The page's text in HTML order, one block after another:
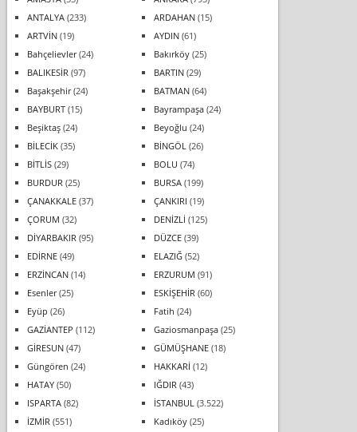
ANTALYA(233) ARDAHAN(15)
ARTVİN(19) AYDIN(61)
Bahçelievler(24) Bakırköy(25)
BALIKESİR (97) BARTIN(29)
Başakşehir(24) BATMAN(64)
BAYBURT(15) Bayrampaşa(24)
Beşiktaş(24) Beyoğlu (24)
BİLECİK(35) BİNGÖL (26)
BİTLİS(29) BOLU (74)
BURDUR (25) BURSA(199)
ÇANAKKALE(37) ÇANKIRI (19)
ÇORUM (32) DENİZLİ (125)
DİYARBAKIR (95) DÜZCE(39)
EDİRNE(49) ELAZIĞ(52)
ERZİNCAN(14) ERZURUM (91)
Esenler(25) ESKİŞEHİR (60)
Eyüp (26) Fatih (24)
GAZİANTEP (112) Gaziosmanpaşa(25)
GİRESUN(47) GÜMÜŞHANE(18)
Güngören (24) HAKKARİ (12)
HATAY(50) IĞDIR (43)
ISPARTA(82) İSTANBUL (3.522)
İZMİR (551) Kadıköy(25)